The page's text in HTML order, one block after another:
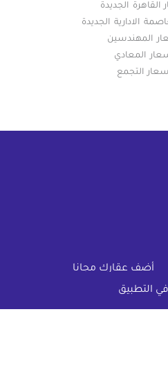
التطبيق
القاهرة الجديدة
الادارية الجديدة
المهندسين
المعادي
التجمع
أضف عقارك مجانا
دليل الاسعار